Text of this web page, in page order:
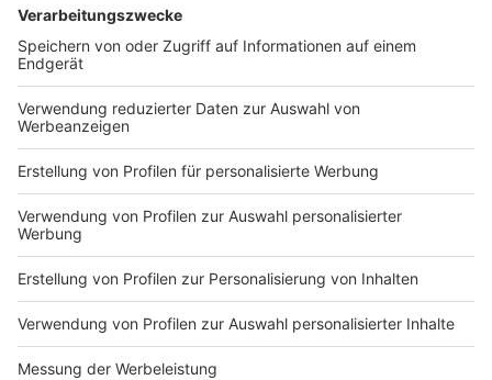
DEINE GEMERKTEN ARTIKEL
Du hast dir noch keine Artikel gemerkt
Markiere sie hierfür mit einem